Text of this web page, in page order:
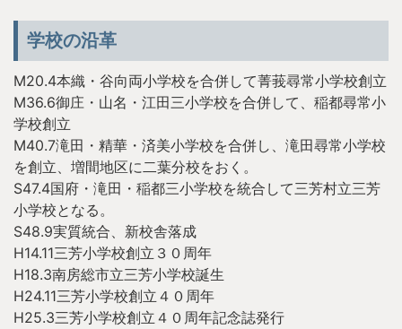
学校の沿革
M20.4本織・谷向両小学校を合併して菁莪尋常小学校創立
M36.6御庄・山名・江田三小学校を合併して、稲都尋常小
学校創立
M40.7滝田・精華・済美小学校を合併し、滝田尋常小学校
を創立、 増間地区に二葉分校をおく。
S47.4国府・滝田・稲都三小学校を統合して三芳村立三芳
小学校となる。
S48.9実質統合、新校舎落成
H14.11三芳小学校創立３０周年
H18.3南房総市立三芳小学校誕生
H24.11三芳小学校創立４０周年
H25.3三芳小学校創立４０周年記念誌発行